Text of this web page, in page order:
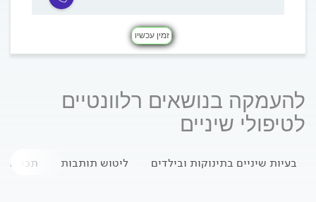
זמין עכשיו
להעמקה בנושאים רלוונטיים
לטיפולי שיניים
בעיות שיניים בתינוקות ובילדים ליטוש תותבות